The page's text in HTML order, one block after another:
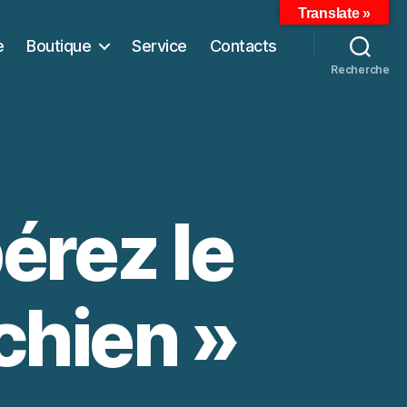
Boutique Service Contacts
Recherche
le
»
Translate »